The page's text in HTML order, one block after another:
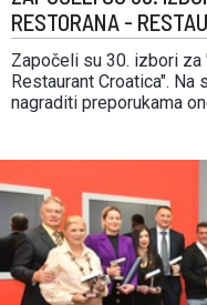
RESTORANA -
Započeli su 30. izbori
Restaurant Croatica".
nagraditi preporukama
senzacije potiču na
…